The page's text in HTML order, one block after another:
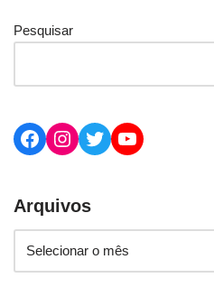
Pesquisar
Arquivos